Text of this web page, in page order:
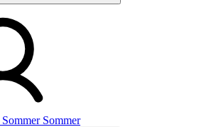
Sommer Sommer